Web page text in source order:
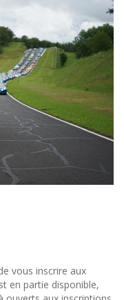
vous inscrire aux
en partie disponible,